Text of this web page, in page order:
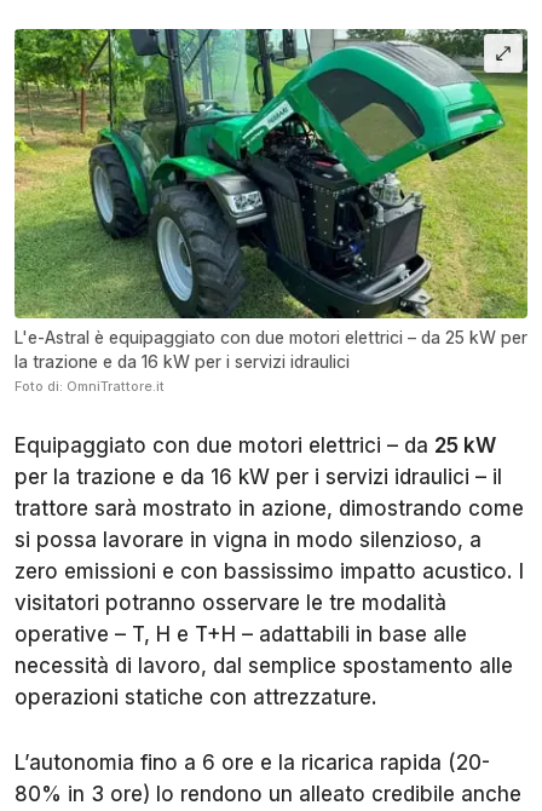
L'e-Astral è equipaggiato con due motori elettrici – da 25 kW per
la trazione e da 16 kW per i servizi idraulici
Foto di: OmniTrattore.it
Equipaggiato con due motori elettrici – da 25 kW
per la trazione e da 16 kW per i servizi idraulici – il
trattore sarà mostrato in azione, dimostrando come
si possa lavorare in vigna in modo silenzioso, a
zero emissioni e con bassissimo impatto acustico. I
visitatori potranno osservare le tre modalità
operative – T, H e T+H – adattabili in base alle
necessità di lavoro, dal semplice spostamento alle
operazioni statiche con attrezzature.
L’autonomia fino a 6 ore e la ricarica rapida (20-
80% in 3 ore) lo rendono un alleato credibile anche